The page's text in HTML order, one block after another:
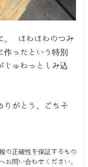
。 ほわほわのつみ
作ったという特別
じゅわっとしみ込
りがとう。ごちそ
の正確性を保証するもの
お問い合わせください。